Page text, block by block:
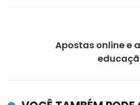
Apostas online e